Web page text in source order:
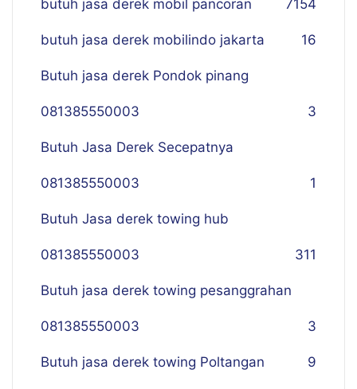
154
butuh jasa derek mobil pancoran 7
butuh jasa derek mobilindo jakarta 16
Butuh jasa derek Pondok pinang
081385550003 3
Butuh Jasa Derek Secepatnya
081385550003 1
Butuh Jasa derek towing hub
081385550003 311
Butuh jasa derek towing pesanggrahan
081385550003 3
Butuh jasa derek towing Poltangan 9